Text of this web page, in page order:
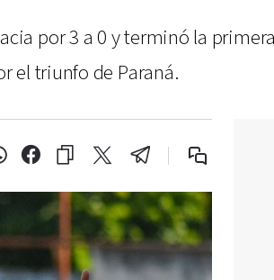
por 3 a 0 y terminó la
el triunfo de Paraná.